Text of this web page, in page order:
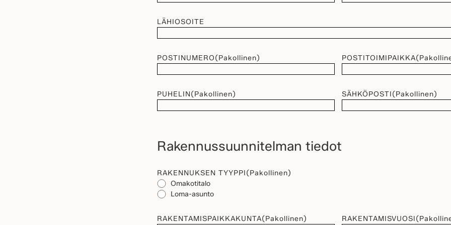
LÄHIOSOITE
POSTINUMERO(Pakollinen) POSTITOIMIPAIKKA
PUHELIN(Pakollinen) SÄHKÖPOSTI(Pakollinen)
Rakennussuunnitelman tiedot
RAKENNUKSEN TYYPPI(Pakollinen)
Omakotitalo
Loma-asunto
RAKENTAMISPAIKKAKUNTA(Pakollinen) RAKENTAMISVUOSI